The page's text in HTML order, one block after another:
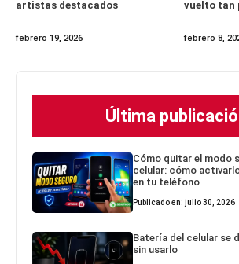
artistas destacados
febrero 19, 2026
vuelto tan
febrero 8,
Última
Cómo quitar el modo
celular: cómo
en tu teléfono
Publicado en: julio 30, 2026
Batería del celular se
sin usarlo